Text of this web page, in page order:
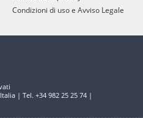
Condizioni di uso e Avviso Legale
| Tel. +34 982 25 25 74 |